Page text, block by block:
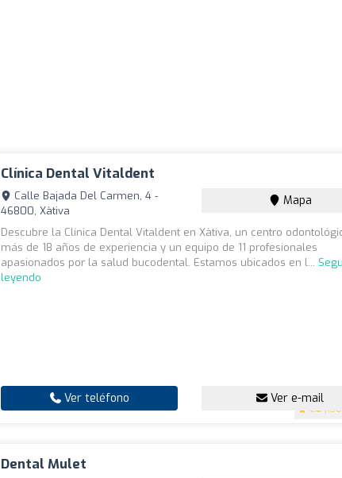
Clínica Dental Vitaldent
4.6
Calle Bajada Del Carmen, 4 -
46800, Xàtiva
Mapa
Descubre la Clínica Dental Vitaldent en Xàtiva, un centro
más de 18 años de experiencia y un equipo de 11 profesionales
apasionados por la salud bucodental. Estamos ubicados en l...
leyendo
Ver teléfono Ver e-mail
Dental Mulet